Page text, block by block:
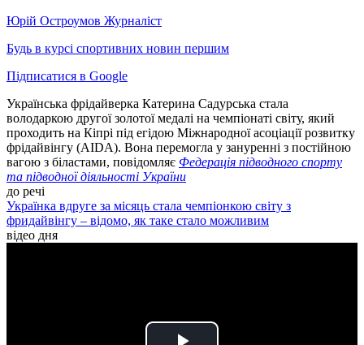
Юрій Остроумов Журналіст
Будь в курсі спортивних новин першим
Підписатися в Google
Українська фрідайверка Катерина Садурська стала
володаркою другої золотої медалі на чемпіонаті світу, який
проходить на Кіпрі під егідою Міжнародної асоціації розвитку
фрідайвінгу (AIDA). Вона перемогла у зануренні з постійною
вагою з біластами, повідомляє Федерація підводного спорту
та підводної діяльності України
до речі
Українка вдруге за місяць стала чемпіонкою світу з
фридайвінгу – відомо, як таке стало можливим
відео дня